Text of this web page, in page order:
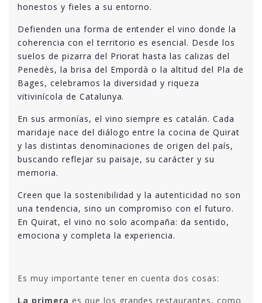
honestos y fieles a su entorno.
Defienden una forma de entender el vino donde la
coherencia con el territorio es esencial. Desde los
suelos de pizarra del Priorat hasta las calizas del
Penedès, la brisa del Empordà o la altitud del Pla de
Bages, celebramos la diversidad y riqueza
vitivinícola de Catalunya.
En sus armonías, el vino siempre es catalán. Cada
maridaje nace del diálogo entre la cocina de Quirat
y las distintas denominaciones de origen del país,
buscando reflejar su paisaje, su carácter y su
memoria.
Creen que la sostenibilidad y la autenticidad no son
una tendencia, sino un compromiso con el futuro.
En Quirat, el vino no solo acompaña: da sentido,
emociona y completa la experiencia.
Es muy importante tener en cuenta dos cosas:
La primera es que los grandes restaurantes, como